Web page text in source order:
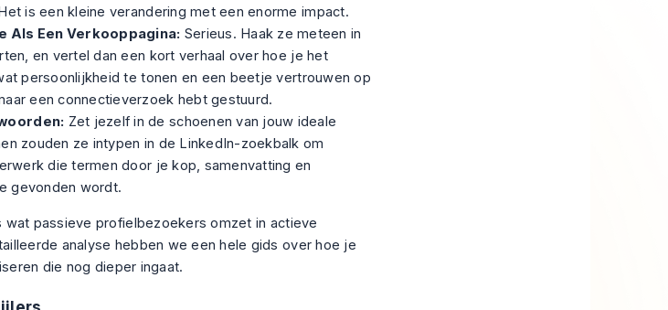
is een kleine verandering met een enorme impact.
Als Een Verkooppagina: Serieus. Haak ze meteen in
en vertel dan een kort verhaal over hoe je het
persoonlijkheid te tonen en een beetje vertrouwen op
een connectieverzoek hebt gestuurd.
Zet jezelf in de schoenen van jouw ideale
zouden ze intypen in de LinkedIn-zoekbalk om
die termen door je kop, samenvatting en
gevonden wordt.
passieve profielbezoekers omzet in actieve
analyse hebben we een hele gids overhoe je
die nog dieper ingaat.